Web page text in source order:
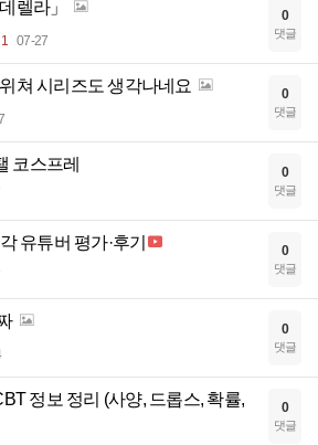
렐라」
07-27
0
댓글
쳐 시리즈도 생각나네요 0
댓글
코스프레 0
댓글
유튜버 평가·후기 0
댓글
0
댓글
정보 정리 (사양, 드롭스, 확률,
0
댓글